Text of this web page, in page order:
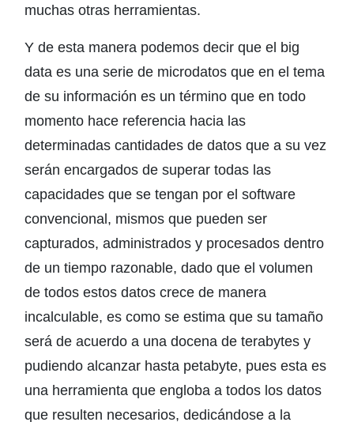
muchas otras herramientas.
Y de esta manera podemos decir que el big
data es una serie de microdatos que en el tema
de su información es un término que en todo
momento hace referencia hacia las
determinadas cantidades de datos que a su vez
serán encargados de superar todas las
capacidades que se tengan por el software
convencional, mismos que pueden ser
capturados, administrados y procesados dentro
de un tiempo razonable, dado que el volumen
de todos estos datos crece de manera
incalculable, es como se estima que su tamaño
será de acuerdo a una docena de terabytes y
pudiendo alcanzar hasta petabyte, pues esta es
una herramienta que engloba a todos los datos
que resulten necesarios, dedicándose a la